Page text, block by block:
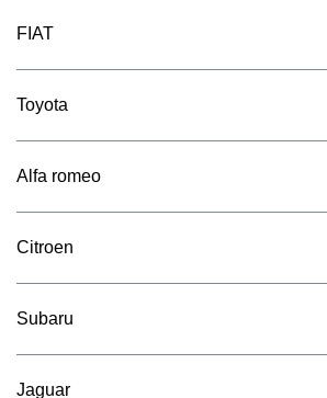
FIAT
Toyota
Alfa romeo
Citroen
Subaru
Jaguar